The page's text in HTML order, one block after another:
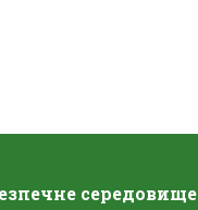
середовище